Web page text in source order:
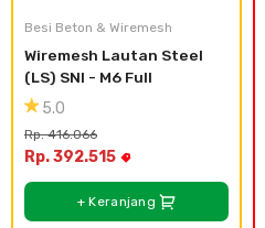
Besi Beton & Wiremesh
Wiremesh Lautan Steel
(LS) SNI - M6 Full
5.0
Rp. 416.066
Rp. 392.515
+ Keranjang